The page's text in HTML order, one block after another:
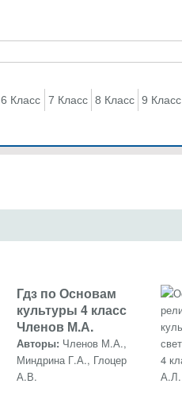
6 Класс 7 Класс 8 Класс 9 Класс
Гдз по Основам
культуры 4 класс
Членов М.А.
Авторы: Членов М.А.,
Миндрина Г.А., Глоцер
А.В.